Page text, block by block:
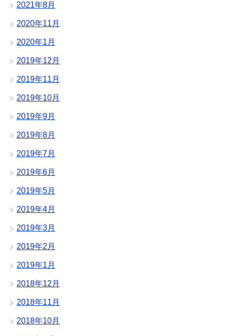
2021年8月
2020年11月
2020年1月
2019年12月
2019年11月
2019年10月
2019年9月
2019年8月
2019年7月
2019年6月
2019年5月
2019年4月
2019年3月
2019年2月
2019年1月
2018年12月
2018年11月
2018年10月